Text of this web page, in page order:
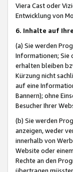
Viera Cast oder
Entwicklung von
6. Inhalte auf
(a) Sie werden
Informationen; Sie
erhalten bleiben
Kürzung nicht
auf eine
Bannern); ohne
Besucher Ihrer
(b) Sie werden
anzeigen, weder
innerhalb von
Website oder
Rechte an den
übertragen